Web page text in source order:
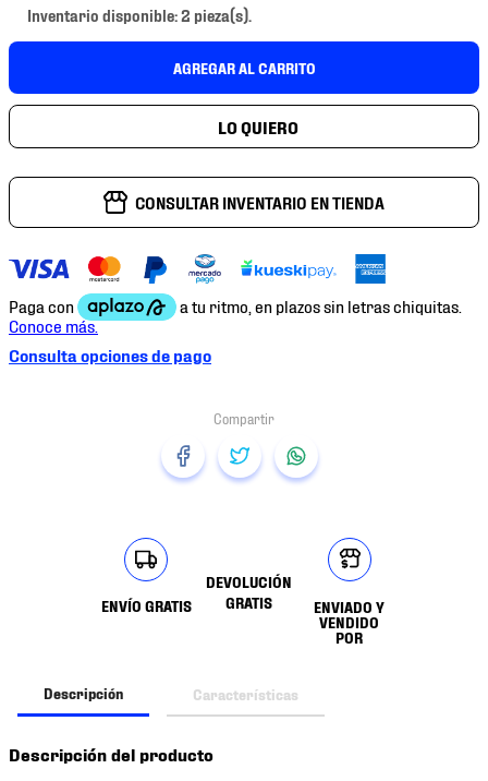
Inventario disponible: 2 pieza(s).
AGREGAR AL CARRITO
CONSULTAR INVENTARIO EN TIENDA
Consulta opciones de pago
ENVÍO GRATIS
DEVOLUCIÓN
GRATIS
ENVIADO Y
VENDIDO
POR
Descripción Características
Descripción del producto
6.
mochila
8.
chivas